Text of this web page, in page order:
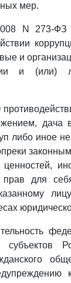
мер.
N 273-ФЗ
и
(или)
дача
либо иное
для
субъектов